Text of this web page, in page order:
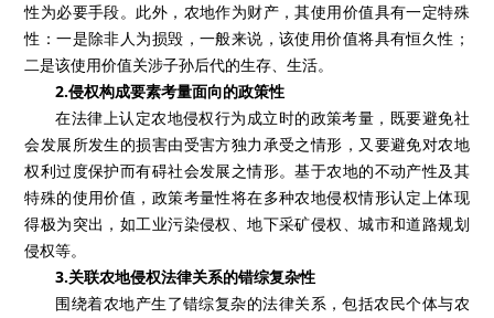
性为必要手段。此外，农地作为财产，其使用价值具有一定特殊
性：一是除非人为损毁，一般来说，该使用价值将具有恒久性；
二是该使用价值关涉子孙后代的生存、生活。
2.侵权构成要素考量面向的政策性
在法律上认定农地侵权行为成立时的政策考量，既要避免社
会发展所发生的损害由受害方独力承受之情形，又要避免对农地
权利过度保护而有碍社会发展之情形。基于农地的不动产性及其
特殊的使用价值，政策考量性将在多种农地侵权情形认定上体现
得极为突出，如工业污染侵权、地下采矿侵权、城市和道路规划
侵权等。
3.关联农地侵权法律关系的错综复杂性
围绕着农地产生了错综复杂的法律关系，包括农民个体与农